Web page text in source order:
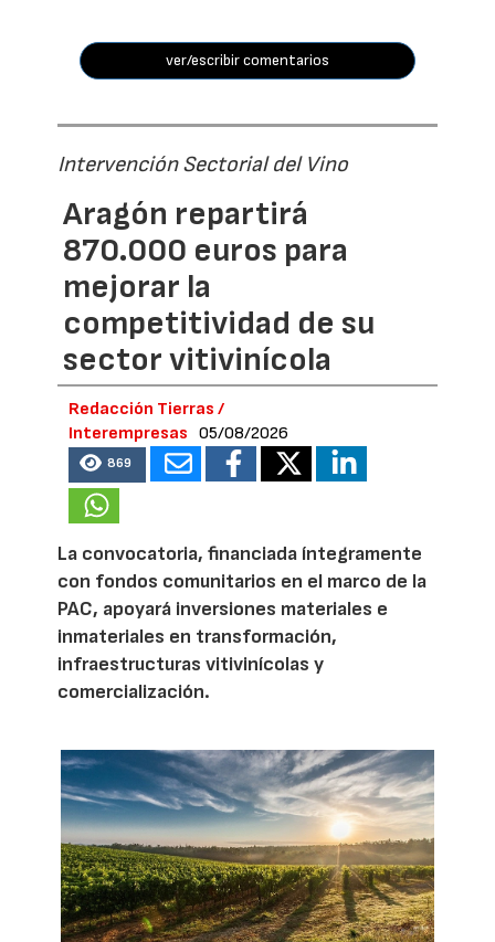
ver/escribir comentarios
Intervención Sectorial del Vino
Aragón repartirá
870.000 euros para
mejorar la
competitividad de su
sector vitivinícola
Redacción Tierras /
Interempresas
05/08/2026
869
La convocatoria, financiada íntegramente
con fondos comunitarios en el marco de la
PAC, apoyará inversiones materiales e
inmateriales en transformación,
infraestructuras vitivinícolas y
comercialización.